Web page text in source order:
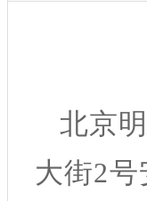
北京
大街2